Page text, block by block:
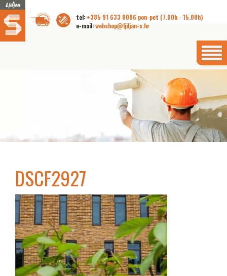
tel: +385 91 633 0006 pon-pet (7.00h - 15.00h)
e-mail:webshop@ljiljan-s.hr
DSCF2927